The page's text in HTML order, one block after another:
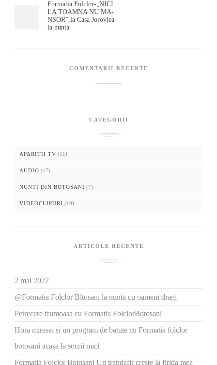
Formatia Folclor-„NICI
LA TOAMNA NU MA-
NSOR”,la Casa Jorovlea
la nunta
COMENTARII RECENTE
CATEGORII
APARIȚII TV (11)
AUDIO (17)
NUNTI DIN BOTOSANI (7)
VIDEOCLIPURI (19)
ARTICOLE RECENTE
2 mai 2022
@Formatia Folclor Bltosani la nunta cu oameni dragi
Petrecere frumoasa cu Formatia FolclorBotosani
Hora miresei si un program de batute cu Formatia folclor
botosani acasa la socrii mici
Formatia Folclor Botosani Un trandafir creste la firida mea